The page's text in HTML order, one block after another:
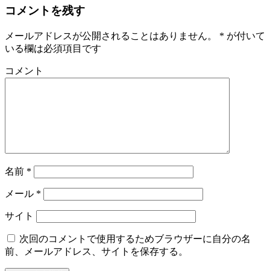
コメントを残す
メールアドレスが公開されることはありません。 * が付いて
いる欄は必須項目です
コメント
名前 *
メール *
サイト
次回のコメントで使用するためブラウザーに自分の名
前、メールアドレス、サイトを保存する。